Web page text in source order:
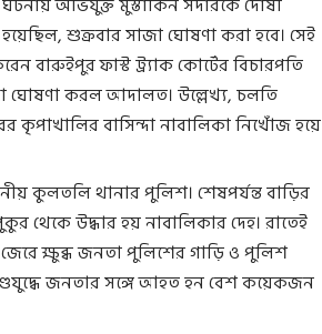
শুক্রবার সাজা ঘোষণা করা হবে। সেই
বারুইপুর ফাস্ট ট্র্যাক কোর্টের বিচারপতি
ঘোষণা করল আদালত। উল্লেখ্য, চলতি
কৃপাখালির বাসিন্দা নাবালিকা নিখোঁজ হয়ে
কুলতলি থানার পুলিশ। শেষপর্যন্ত বাড়ির
থেকে উদ্ধার হয় নাবালিকার দেহ। রাতেই
জেরে ক্ষুব্ধ জনতা পুলিশের গাড়ি ও পুলিশ
জনতার সঙ্গে আহত হন বেশ কয়েকজন